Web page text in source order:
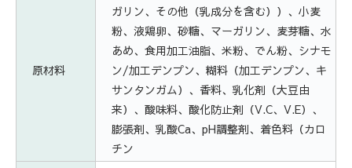
原材料
ガリン、その他（乳成分を含む））、小麦
粉、液鶏卵、砂糖、マーガリン、麦芽糖、水
あめ、食用加工油脂、米粉、でん粉、シナモ
ン/加工デンプン、糊料（加工デンプン、キ
サンタンガム）、香料、乳化剤（大豆由
来）、酸味料、酸化防止剤（V.C、V.E）、
膨張剤、乳酸Ca、pH調整剤、着色料（カロ
チン